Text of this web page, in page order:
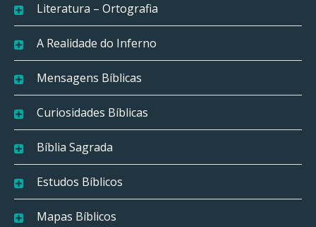
Literatura – Ortografia
A Realidade do Inferno
Mensagens Bíblicas
Curiosidades Bíblicas
Bíblia Sagrada
Estudos Bíblicos
Mapas Bíblicos